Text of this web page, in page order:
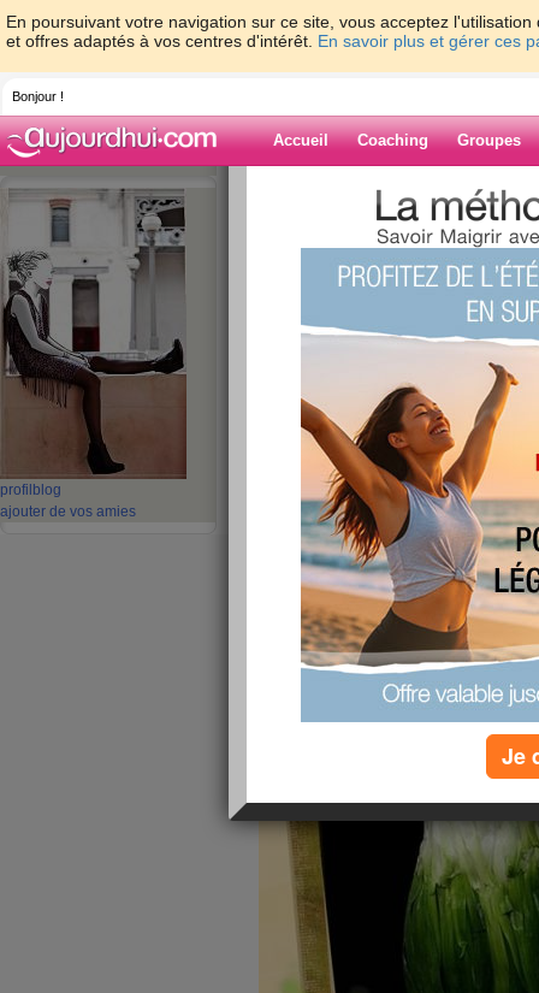
En poursuivant votre navigation sur ce site, vous acceptez
et offres adaptés à vos centres d'intérêt. En savoir plus et gérer ces
Bonjour !
Accueil Coaching Groupes
profil blog
ajouter de vos amies
>
Blog de
21 - 30 31 - 40 41 - 50 51 -
‹ Préc. 21 22 23 24 25
« En persévérant
» (Théocrite)
publié le 04/06/2012 à 20:20
Je